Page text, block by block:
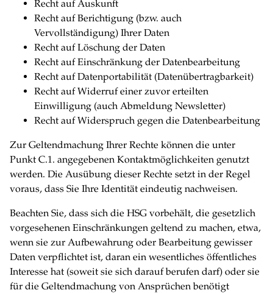
Recht auf Auskunft
Recht auf Berichtigung (bzw. auch
Vervollständigung) Ihrer Daten
Recht auf Löschung der Daten
Recht auf Einschränkung der Datenbearbeitung
Recht auf Datenportabilität (Datenübertragbarkeit)
Recht auf Widerruf einer zuvor erteilten
Einwilligung (auch Abmeldung Newsletter)
Recht auf Widerspruch gegen die Datenbearbeitung
Zur Geltendmachung Ihrer Rechte können die unter
Punkt C.1. angegebenen Kontaktmöglichkeiten genutzt
werden. Die Ausübung dieser Rechte setzt in der Regel
voraus, dass Sie Ihre Identität eindeutig nachweisen.
Beachten Sie, dass sich die HSG vorbehält, die gesetzlich
vorgesehenen Einschränkungen geltend zu machen, etwa,
wenn sie zur Aufbewahrung oder Bearbeitung gewisser
Daten verpflichtet ist, daran ein wesentliches öffentliches
Interesse hat (soweit sie sich darauf berufen darf) oder sie
für die Geltendmachung von Ansprüchen benötigt